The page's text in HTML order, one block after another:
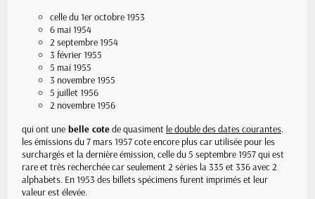
celle du 1er octobre 1953
6 mai 1954
2 septembre 1954
3 février 1955
5 mai 1955
3 novembre 1955
5 juillet 1956
2 novembre 1956
qui ont une belle cotede quasiment le double des dates courantes.
les émissions du 7 mars 1957 cote encore plus car utilisée pour les
surchargés et la dernière émission, celle du 5 septembre 1957 qui est
rare et très recherchée car seulement 2 séries la 335 et 336 avec 2
alphabets. En 1953 des billets spécimens furent imprimés et leur
valeur est élevée.